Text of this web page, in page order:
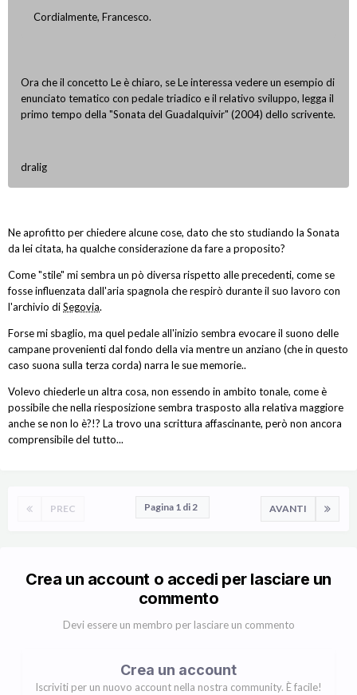
Cordialmente, Francesco.
Ora che il concetto Le è chiaro, se Le interessa vedere un esempio di
enunciato tematico con pedale triadico e il relativo sviluppo, legga il
primo tempo della "Sonata del Guadalquivir" (2004) dello scrivente.
dralig
Ne aprofitto per chiedere alcune cose, dato che sto studiando la Sonata
da lei citata, ha qualche considerazione da fare a proposito?
Come "stile" mi sembra un pò diversa rispetto alle precedenti, come se
fosse influenzata dall'aria spagnola che respirò durante il suo lavoro con
l'archivio diSegovia.
Forse mi sbaglio, ma quel pedale all'inizio sembra evocare il suono delle
campane provenienti dal fondo della via mentre un anziano (che in questo
caso suona sulla terza corda) narra le sue memorie..
Volevo chiederle un altra cosa, non essendo in ambito tonale, come è
possibile che nella riesposizione sembra trasposto alla relativa maggiore
anche se non lo è?!? La trovo una scrittura affascinante, però non ancora
comprensibile del tutto...
PREC AVANTI
Pagina 1 di 2
Crea un account o accedi per lasciare un
commento
Devi essere un membro per lasciare un commento
Crea un account
Iscriviti per un nuovo account nella nostra community. È facile!